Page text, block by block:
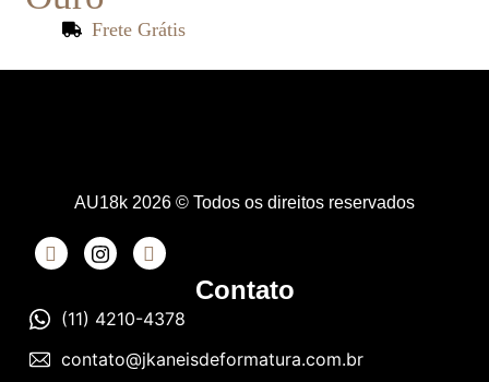
Frete Grátis
AU18k 2026 © Todos os direitos reservados
Contato
(11) 4210-4378
contato@jkaneisdeformatura.com.br